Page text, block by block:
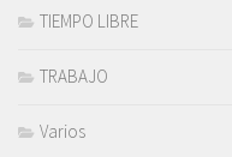
TIEMPO LIBRE
TRABAJO
Varios